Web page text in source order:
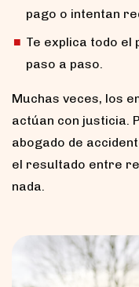
pago o intentan
Te explica todo el
paso a paso.
Muchas veces, los
actúan con justicia.
abogado de
el resultado entre
nada.